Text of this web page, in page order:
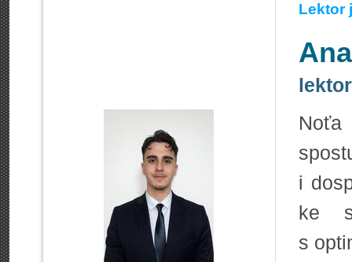
Lektor
Noťa
i
ke
s